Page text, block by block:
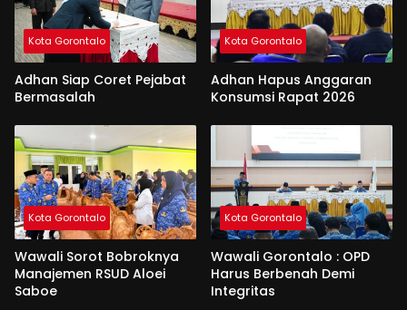
Kota Gorontalo
Adhan Siap Coret Pejabat
Bermasalah
Kota Gorontalo
Adhan Hapus Anggaran
Konsumsi Rapat 2026
Kota Gorontalo
Wawali Sorot Bobroknya
Manajemen RSUD Aloei
Saboe
Kota Gorontalo
Wawali Gorontalo : OPD
Harus Berbenah Demi
Integritas